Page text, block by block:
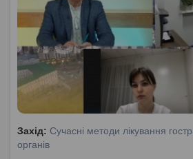
Захід: Сучасні методи лікування
органів